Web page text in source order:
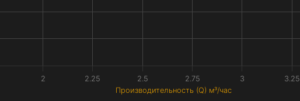
Производительность (Q) м³/час
2 2.25 2.5 2.75 3 3.25